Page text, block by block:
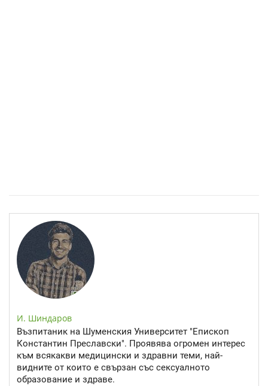
И. Шиндаров
Възпитаник на Шуменския Университет "Епископ
Константин Преславски". Проявява огромен интерес
към всякакви медицински и здравни теми, най-
видните от които е свързан със сексуалното
образование и здраве.